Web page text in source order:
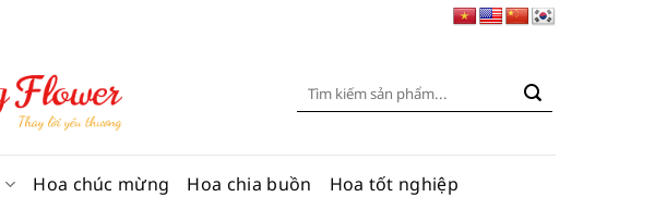
Tìm
Hoa chúc mừng Hoa chia buồn Hoa tốt nghiệp